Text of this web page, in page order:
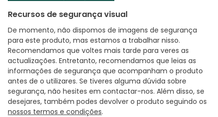
Recursos de segurança visual
De momento, não dispomos de imagens de segurança
para este produto, mas estamos a trabalhar nisso.
Recomendamos que voltes mais tarde para veres as
actualizações. Entretanto, recomendamos que leias as
informações de segurança que acompanham o produto
antes de o utilizares. Se tiveres alguma dúvida sobre
segurança, não hesites em contactar-nos. Além disso, se
desejares, também podes devolver o produto seguindo os
nossos termos e condições.